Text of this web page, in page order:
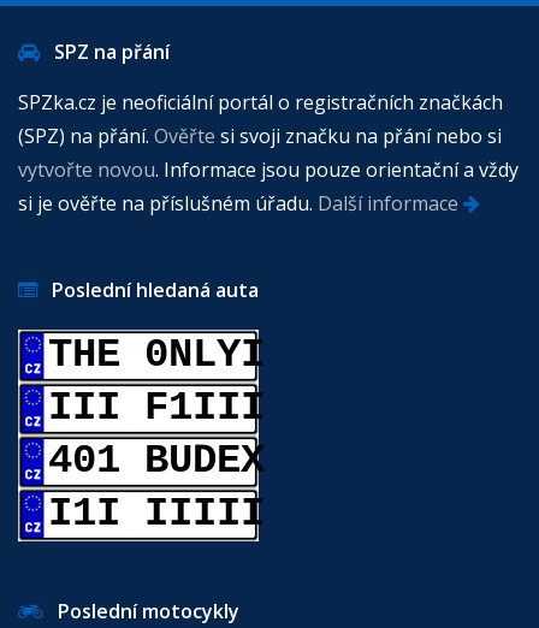
SPZ na přání
SPZka.cz je neoficiální portál o registračních značkách
(SPZ) na přání. Ověřte si svoji značku na přání nebo si
vytvořte novou. Informace jsou pouze orientační a vždy
si je ověřte na příslušném úřadu. Další informace
Poslední hledaná auta
THE 0NLYI
III F1III
401 BUDEX
I1I IIIII
Poslední motocykly